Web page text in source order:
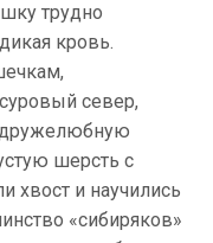
трудно
кровь.
север,
шерсть с
хвост и научились
«сибиряков»